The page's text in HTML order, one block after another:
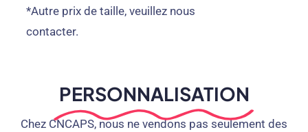
*Autre prix de taille, veuillez nous
contacter.
PERSONNALISATION
Chez CNCAPS, nous ne vendons pas seulement des